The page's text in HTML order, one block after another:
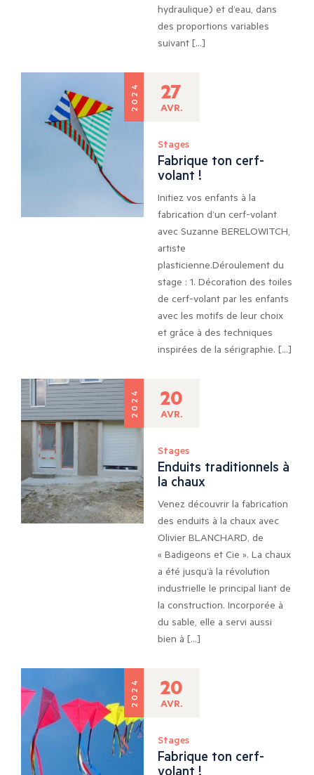
hydraulique) et d’eau, dans
des proportions variables
suivant […]
2024 27
AVR.
Stages
Fabrique ton cerf-
volant !
Initiez vos enfants à la
fabrication d’un cerf-volant
avec Suzanne BERELOWITCH,
artiste
plasticienne.Déroulement du
stage : 1. Décoration des toiles
de cerf-volant par les enfants
avec les motifs de leur choix
et grâce à des techniques
inspirées de la sérigraphie. […]
2024 20
AVR.
Stages
Enduits traditionnels à
la chaux
Venez découvrir la fabrication
des enduits à la chaux avec
Olivier BLANCHARD, de
« Badigeons et Cie ». La chaux
a été jusqu’à la révolution
industrielle le principal liant de
la construction. Incorporée à
du sable, elle a servi aussi
bien à […]
2024 20
AVR.
Stages
Fabrique ton cerf-
volant !